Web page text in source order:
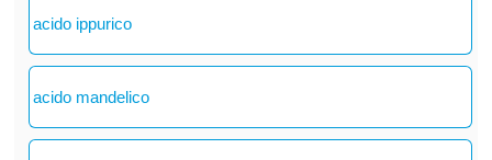
acido ippurico
acido mandelico